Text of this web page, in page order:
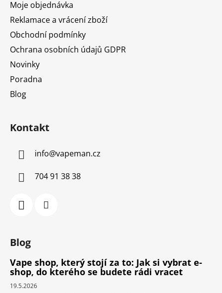
Moje objednávka
Reklamace a vrácení zboží
Obchodní podmínky
Ochrana osobních údajů GDPR
Novinky
Poradna
Blog
Kontakt
info@vapeman.cz
704 91 38 38
Blog
Vape shop, který stojí za to: Jak si vybrat e-
shop, do kterého se budete rádi vracet
19.5.2026